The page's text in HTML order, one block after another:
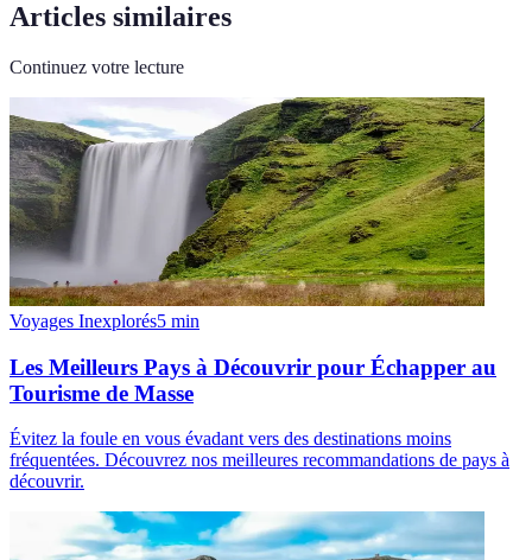
Articles similaires
Continuez votre lecture
Voyages Inexplorés5 min
Les Meilleurs Pays à Découvrir pour Échapper au
Tourisme de Masse
Évitez la foule en vous évadant vers des destinations moins
fréquentées. Découvrez nos meilleures recommandations de pays à
découvrir.